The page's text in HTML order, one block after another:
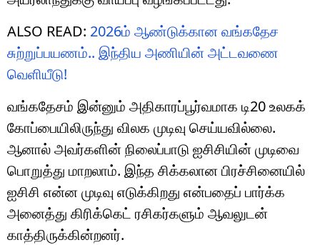
ALSO READ: 2026ம் ஆண்டுக்கான வங்கதேச
சுற்றுப்பயணம்.. இந்திய அணியின் அட்டவணை
வெளியீடு!
வங்கதேசம் இன்னும் அதிகாரப்பூர்வமாக டி20 உலகக்
கோப்பையிலிருந்து விலக முடிவு செய்யவில்லை.
ஆனால் அவர்களின் நிலைப்பாடு ஐசிசியின் முடிவை
பொறுத்து மாறலாம். இந்த சிக்கலான பிரச்சினையில்
ஐசிசி என்ன முடிவு எடுக்கிறது என்பதைப் பார்க்க
அனைத்து கிரிக்கெட் ரசிகர்களும் ஆவலுடன்
காத்திருக்கின்றனர்.